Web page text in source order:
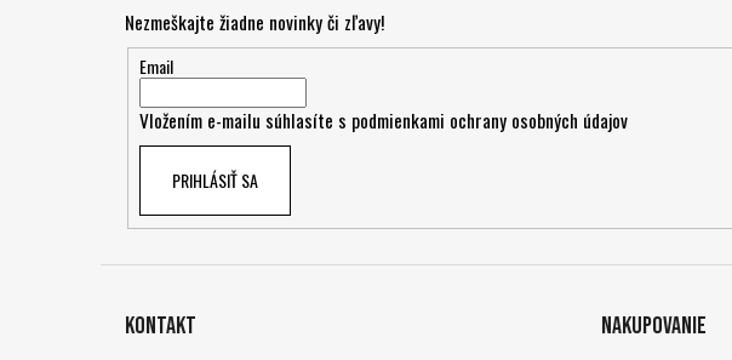
Nezmeškajte žiadne novinky či zľavy!
Email
Vložením e-mailu súhlasíte s podmienkami ochrany osobných údajov
PRIHLÁSIŤ SA
Kontakt Nakupovanie